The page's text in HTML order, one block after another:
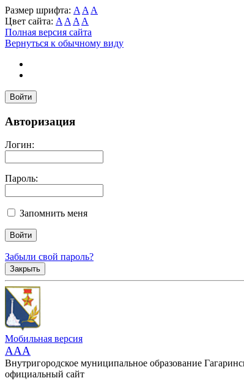
Размер шрифта: A A A
Цвет сайта: A A A A
Полная версия сайта
Вернуться к обычному виду
Войти
Авторизация
Логин:
Пароль:
Запомнить меня
Забыли свой пароль?
Закрыть
Мобильная версия
AAA
Внутригородское муниципальное образование
официальный сайт